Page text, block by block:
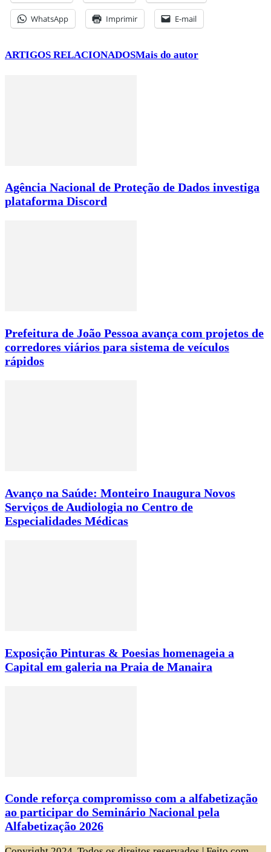
WhatsApp Imprimir E-mail
ARTIGOS RELACIONADOSMais do autor
Agência Nacional de Proteção de Dados investiga
plataforma Discord
Prefeitura de João Pessoa avança com projetos de
corredores viários para sistema de veículos
rápidos
Avanço na Saúde: Monteiro Inaugura Novos
Serviços de Audiologia no Centro de
Especialidades Médicas
Exposição Pinturas & Poesias homenageia a
Capital em galeria na Praia de Manaira
Conde reforça compromisso com a alfabetização
ao participar do Seminário Nacional pela
Alfabetização 2026